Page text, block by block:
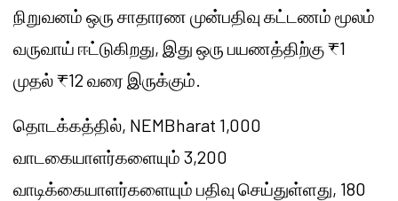
நிறுவனம் ஒரு சாதாரண முன்பதிவு கட்டணம் மூலம்
வருவாய் ஈட்டுகிறது, இது ஒரு பயணத்திற்கு ₹1
முதல் ₹12 வரை இருக்கும்.
தொடக்கத்தில், NEMBharat 1,000
வாடகையாளர்களையும் 3,200
வாடிக்கையாளர்களையும் பதிவு செய்துள்ளது, 180